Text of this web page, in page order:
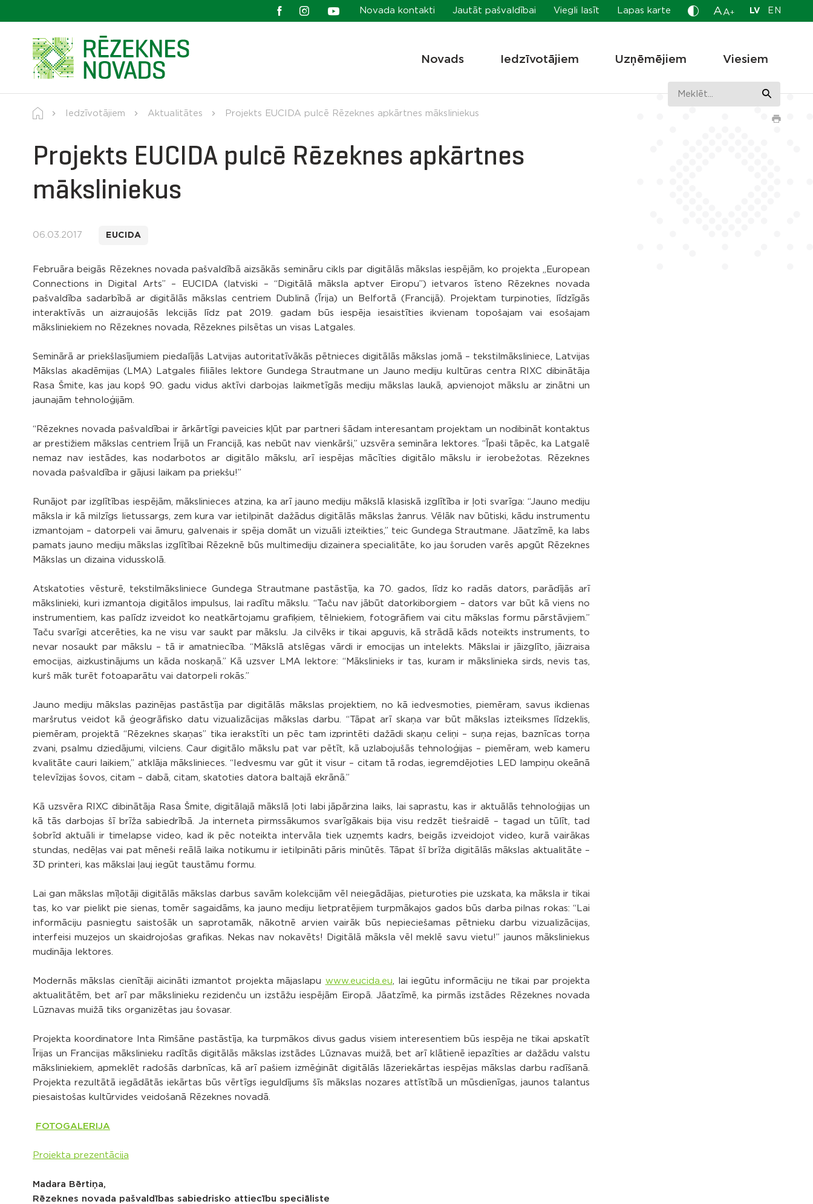
Novada kontakti Jautāt pašvaldībai Viegli lasīt Lapas karte A A+ LV EN
Novads Iedzīvotājiem Uzņēmējiem Viesiem
Iedzīvotājiem Aktualitātes Projekts EUCIDA pulcē Rēzeknes apkārtnes māksliniekus
Projekts EUCIDA pulcē Rēzeknes apkārtnes
māksliniekus
06.03.2017 EUCIDA
Februāra beigās Rēzeknes novada pašvaldībā aizsākās semināru cikls par digitālās mākslas iespējām, ko projekta „European
Connections in Digital Arts” – EUCIDA (latviski – “Digitālā māksla aptver Eiropu”) ietvaros īsteno Rēzeknes novada
pašvaldība sadarbībā ar digitālās mākslas centriem Dublinā (Īrija) un Belfortā (Francijā). Projektam turpinoties, līdzīgās
interaktīvās un aizraujošās lekcijās līdz pat 2019. gadam būs iespēja iesaistīties ikvienam topošajam vai esošajam
māksliniekiem no Rēzeknes novada, Rēzeknes pilsētas un visas Latgales.
Seminārā ar priekšlasījumiem piedalījās Latvijas autoritatīvākās pētnieces digitālās mākslas jomā – tekstilmāksliniece, Latvijas
Mākslas akadēmijas (LMA) Latgales filiāles lektore Gundega Strautmane un Jauno mediju kultūras centra RIXC dibinātāja
Rasa Šmite, kas jau kopš 90. gadu vidus aktīvi darbojas laikmetīgās mediju mākslas laukā, apvienojot mākslu ar zinātni un
jaunajām tehnoloģijām.
“Rēzeknes novada pašvaldībai ir ārkārtīgi paveicies kļūt par partneri šādam interesantam projektam un nodibināt kontaktus
ar prestižiem mākslas centriem Īrijā un Francijā, kas nebūt nav vienkārši,” uzsvēra semināra lektores. “Īpaši tāpēc, ka Latgalē
nemaz nav iestādes, kas nodarbotos ar digitālo mākslu, arī iespējas mācīties digitālo mākslu ir ierobežotas. Rēzeknes
novada pašvaldība ir gājusi laikam pa priekšu!”
Runājot par izglītības iespējām, mākslinieces atzina, ka arī jauno mediju mākslā klasiskā izglītība ir ļoti svarīga: “Jauno mediju
māksla ir kā milzīgs lietussargs, zem kura var ietilpināt dažādus digitālās mākslas žanrus. Vēlāk nav būtiski, kādu instrumentu
izmantojam – datorpeli vai āmuru, galvenais ir spēja domāt un vizuāli izteikties,” teic Gundega Strautmane. Jāatzīmē, ka labs
pamats jauno mediju mākslas izglītībai Rēzeknē būs multimediju dizainera specialitāte, ko jau šoruden varēs apgūt Rēzeknes
Mākslas un dizaina vidusskolā.
Atskatoties vēsturē, tekstilmāksliniece Gundega Strautmane pastāstīja, ka 70. gados, līdz ko radās dators, parādījās arī
mākslinieki, kuri izmantoja digitālos impulsus, lai radītu mākslu. “Taču nav jābūt datorkiborgiem – dators var būt kā viens no
instrumentiem, kas palīdz izveidot ko neatkārtojamu grafiķiem, tēlniekiem, fotogrāfiem vai citu mākslas formu pārstāvjiem.”
Taču svarīgi atcerēties, ka ne visu var saukt par mākslu. Ja cilvēks ir tikai apguvis, kā strādā kāds noteikts instruments, to
nevar nosaukt par mākslu – tā ir amatniecība. “Mākslā atslēgas vārdi ir emocijas un intelekts. Mākslai ir jāizglīto, jāizraisa
emocijas, aizkustinājums un kāda noskaņā.” Kā uzsver LMA lektore: “Mākslinieks ir tas, kuram ir mākslinieka sirds, nevis tas,
kurš māk turēt fotoaparātu vai datorpeli rokās.”
Jauno mediju mākslas pazinējas pastāstīja par digitālās mākslas projektiem, no kā iedvesmoties, piemēram, savus ikdienas
maršrutus veidot kā ģeogrāfisko datu vizualizācijas mākslas darbu. “Tāpat arī skaņa var būt mākslas izteiksmes līdzeklis,
piemēram, projektā “Rēzeknes skaņas” tika ierakstīti un pēc tam izprintēti dažādi skaņu celiņi – suņa rejas, baznīcas torņa
zvani, psalmu dziedājumi, vilciens. Caur digitālo mākslu pat var pētīt, kā uzlabojušās tehnoloģijas – piemēram, web kameru
kvalitāte cauri laikiem,” atklāja mākslinieces. “Iedvesmu var gūt it visur – citam tā rodas, iegremdējoties LED lampiņu okeānā
televīzijas šovos, citam – dabā, citam, skatoties datora baltajā ekrānā.”
Kā uzsvēra RIXC dibinātāja Rasa Šmite, digitālajā mākslā ļoti labi jāpārzina laiks, lai saprastu, kas ir aktuālās tehnoloģijas un
kā tās darbojas šī brīža sabiedrībā. Ja interneta pirmssākumos svarīgākais bija visu redzēt tiešraidē – tagad un tūlīt, tad
šobrīd aktuāli ir timelapse video, kad ik pēc noteikta intervāla tiek uzņemts kadrs, beigās izveidojot video, kurā vairākas
stundas, nedēļas vai pat mēneši reālā laika notikumu ir ietilpināti pāris minūtēs. Tāpat šī brīža digitālās mākslas aktualitāte –
3D printeri, kas mākslai ļauj iegūt taustāmu formu.
Lai gan mākslas mīļotāji digitālās mākslas darbus savām kolekcijām vēl neiegādājas, pieturoties pie uzskata, ka māksla ir tikai
tas, ko var pielikt pie sienas, tomēr sagaidāms, ka jauno mediju lietpratējiem turpmākajos gados būs darba pilnas rokas: “Lai
informāciju pasniegtu saistošāk un saprotamāk, nākotnē arvien vairāk būs nepieciešamas pētnieku darbu vizualizācijas,
interfeisi muzejos un skaidrojošas grafikas. Nekas nav nokavēts! Digitālā māksla vēl meklē savu vietu!” jaunos māksliniekus
mudināja lektores.
Modernās mākslas cienītāji aicināti izmantot projekta mājaslapu www.eucida.eu, lai iegūtu informāciju ne tikai par projekta
aktualitātēm, bet arī par mākslinieku rezidenču un izstāžu iespējām Eiropā. Jāatzīmē, ka pirmās izstādes Rēzeknes novada
Lūznavas muižā tiks organizētas jau šovasar.
Projekta koordinatore Inta Rimšāne pastāstīja, ka turpmākos divus gadus visiem interesentiem būs iespēja ne tikai apskatīt
Īrijas un Francijas mākslinieku radītās digitālās mākslas izstādes Lūznavas muižā, bet arī klātienē iepazīties ar dažādu valstu
māksliniekiem, apmeklēt radošās darbnīcas, kā arī pašiem izmēģināt digitālās lāzeriekārtas iespējas mākslas darbu radīšanā.
Projekta rezultātā iegādātās iekārtas būs vērtīgs ieguldījums šīs mākslas nozares attīstībā un mūsdienīgas, jaunos talantus
piesaistošas kultūrvides veidošanā Rēzeknes novadā.
FOTOGALERIJA
Projekta prezentācija
Madara Bērtiņa,
Rēzeknes novada pašvaldības sabiedrisko attiecību speciāliste